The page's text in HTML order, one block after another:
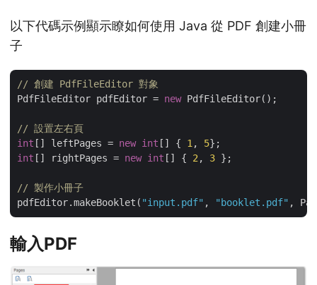
以下代碼示例顯示瞭如何使用 Java 從 PDF 創建小冊
子
// 創建 PdfFileEditor 對象
PdfFileEditor pdfEditor = new PdfFileEditor();
// 設置左右頁
int [] leftPages = new int [] { 1 , 5
int [] rightPages = new int [] { 2 , 3 };
// 製作小冊子
pdfEditor.makeBooklet( "input.pdf" , "booklet.pdf"
輸入PDF